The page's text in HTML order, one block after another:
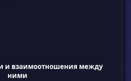
и взаимоотношения между
ними